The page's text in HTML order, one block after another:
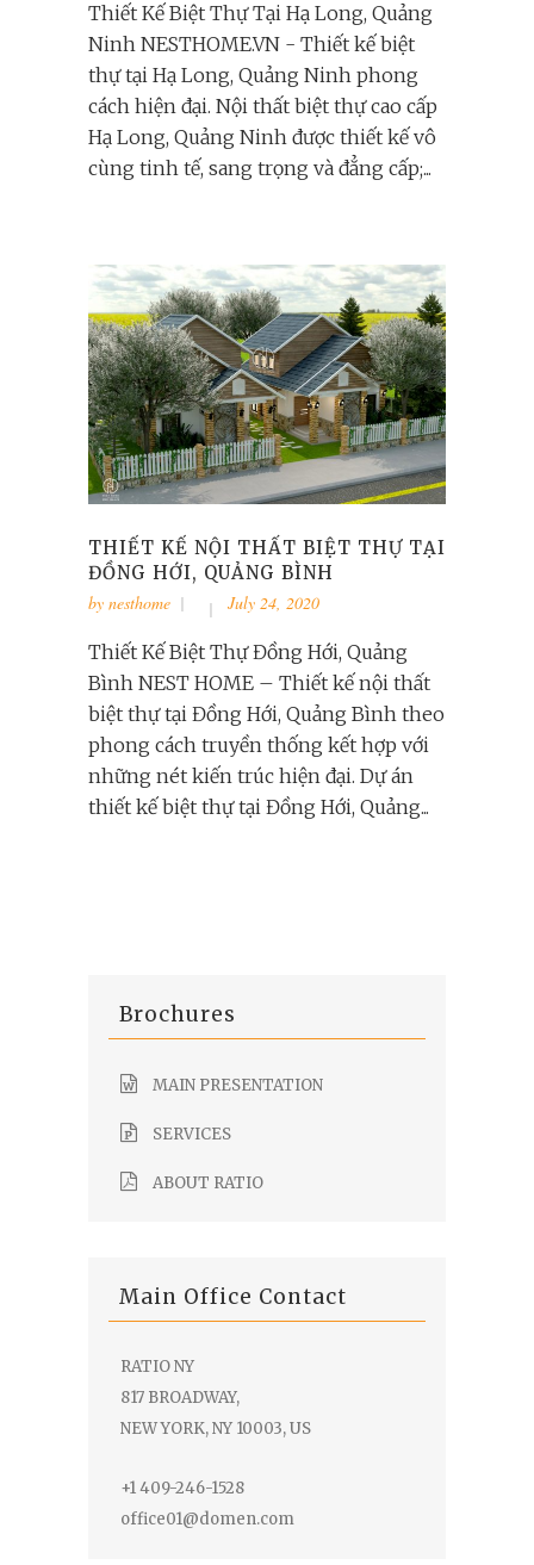
Thiết Kế Biệt Thự Tại Hạ Long, Quảng
Ninh NESTHOME.VN - Thiết kế biệt
thự tại Hạ Long, Quảng Ninh phong
cách hiện đại. Nội thất biệt thự cao cấp
Hạ Long, Quảng Ninh được thiết kế vô
cùng tinh tế, sang trọng và đẳng cấp;...
THIẾT KẾ NỘI THẤT BIỆT THỰ TẠI
ĐỒNG HỚI, QUẢNG BÌNH
by nesthome July 24, 2020
Thiết Kế Biệt Thự Đồng Hới, Quảng
Bình NEST HOME – Thiết kế nội thất
biệt thự tại Đồng Hới, Quảng Bình theo
phong cách truyền thống kết hợp với
những nét kiến trúc hiện đại. Dự án
thiết kế biệt thự tại Đồng Hới, Quảng...
Brochures
MAIN PRESENTATION
SERVICES
ABOUT RATIO
Main Office Contact
RATIO NY
817 BROADWAY,
NEW YORK, NY 10003, US
+1 409-246-1528
office01@domen.com